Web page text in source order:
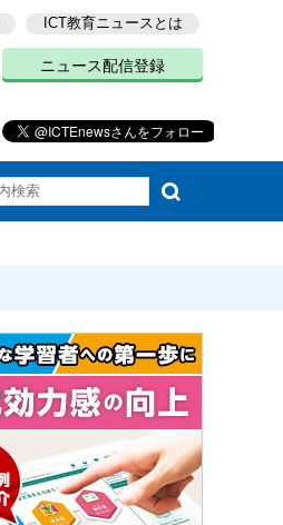
ICT教育ニュースとは
ニュース配信登録